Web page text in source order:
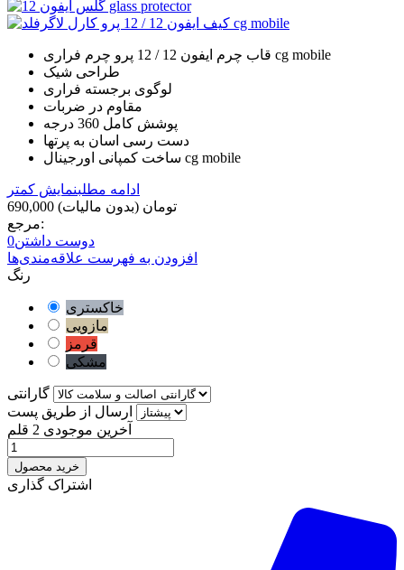
قاب چرم ایفون 12 / 12 پرو چرم فراری cg mobile
طراحی شیک
لوگوی برجسته فراری
مقاوم در ضربات
پوشش کامل 360 درجه
دست رسی اسان به پرتها
ساخت کمپانی اورجینال cg mobile
ادامه مطلبنمایش کمتر
690,000 تومان (بدون مالیات)
مرجع:
دوست داشتن0
افزودن به فهرست علاقه‌مندی‌ها
رنگ
خاکستری
مازویی
قرمز
مشکی
گارانتی
ارسال از طریق پست
آخرین موجودی 2 قلم
خرید محصول
اشتراک گذاری